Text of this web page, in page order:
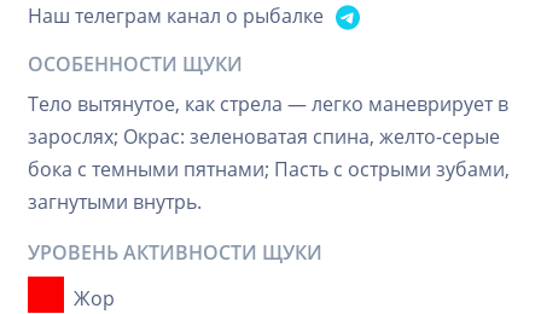
Наш телеграм канал о рыбалке
ОСОБЕННОСТИ ЩУКИ
Тело вытянутое, как стрела — легко маневрирует в
зарослях; Окрас: зеленоватая спина, желто-серые
бока с темными пятнами; Пасть с острыми зубами,
загнутыми внутрь.
УРОВЕНЬ АКТИВНОСТИ ЩУКИ
Жор